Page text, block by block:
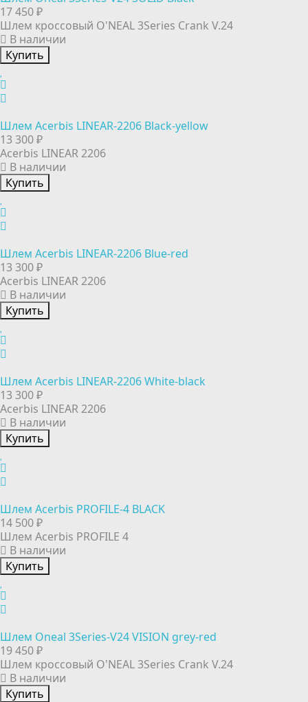
17 450 ₽
Шлем кроссовый O'NEAL 3Series Crank V.24
В наличии
Купить
Шлем Acerbis LINEAR-2206 Black-yellow
13 300 ₽
Acerbis LINEAR 2206
В наличии
Купить
Шлем Acerbis LINEAR-2206 Blue-red
13 300 ₽
Acerbis LINEAR 2206
В наличии
Купить
Шлем Acerbis LINEAR-2206 White-black
13 300 ₽
Acerbis LINEAR 2206
В наличии
Купить
Шлем Acerbis PROFILE-4 BLACK
14 500 ₽
Шлем Acerbis PROFILE 4
В наличии
Купить
Шлем Oneal 3Series-V24 VISION grey-red
19 450 ₽
Шлем кроссовый O'NEAL 3Series Crank V.24
В наличии
Купить